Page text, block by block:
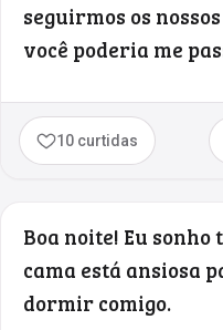
seguirmos os
você poderia me
10 curtidas
Boa noite! Eu
cama está ansiosa
dormir comigo.